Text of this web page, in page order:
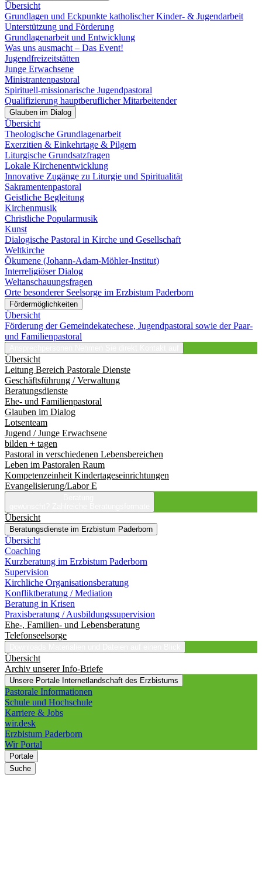
Übersicht
Grundlagen und Eckpunkte katholischer Kinder- & Jugendarbeit
Unterstützung und Förderung
Grundlagenarbeit und Entwicklung
Was uns ausmacht – Das Event!
Jugendfreizeitstätten
Junge Erwachsene
Ministrantenpastoral
Spirituell-missionarische Jugendpastoral
Qualifizierung hauptberuflicher Mitarbeitender
Glauben im Dialog
Übersicht
Theologische Grundlagenarbeit
Exerzitien & Einkehrtage & Pilgern
Liturgische Grundsatzfragen
Lokale Kirchenentwicklung
Innovative Zugänge zu Liturgie und Spiritualität
Sakramentenpastoral
Geistliche Begleitung
Kirchenmusik
Christliche Popularmusik
Kunst
Dialogische Pastoral in Kirche und Gesellschaft
Weltkirche
Ökumene (Johann-Adam-Möhler-Institut)
Interreligiöser Dialog
Weltanschauungsfragen
Orte besonderer Seelsorge im Erzbistum Paderborn
Fördermöglichkeiten
Übersicht
Förderung der Gemeindekatechese, Jugendpastoral sowie der Paar-
und Familienpastoral
Übersicht
Leitung Bereich Pastorale Dienste
Geschäftsführung / Verwaltung
Beratungsdienste
Ehe- und Familienpastoral
Glauben im Dialog
Lotsenteam
Jugend / Junge Erwachsene
bilden + tagen
Pastoral in verschiedenen Lebensbereichen
Leben im Pastoralen Raum
Kompetenzeinheit Kindertageseinrichtungen
Evangelisierung/Labor E
Übersicht
Beratungsdienste im Erzbistum Paderborn
Übersicht
Coaching
Kurzberatung im Erzbistum Paderborn
Supervision
Kirchliche Organisationsberatung
Konfliktberatung / Mediation
Beratung in Krisen
Praxisberatung / Ausbildungssupervision
Ehe-, Familien- und Lebensberatung
Telefonseelsorge
Übersicht
Archiv unserer Info-Briefe
Unsere Portale Internetlandschaft des Erzbistums
Pastorale Informationen
Schule und Hochschule
Karriere & Jobs
wir.desk
Erzbistum Paderborn
Wir Portal
Portale
Suche